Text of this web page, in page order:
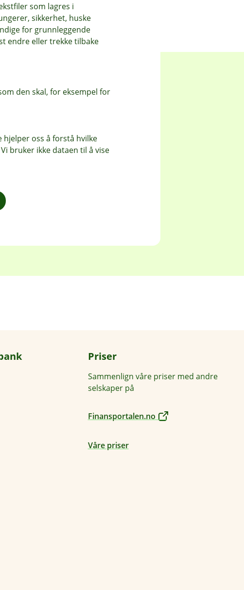
digitalt.
Priser
Sammenlign våre priser med andre
selskaper på
Finansportalen.no
Våre priser
som lagres i
sikkerhet, huske
for grunnleggende
endre eller trekke tilbake
den skal, for eksempel for
oss å forstå hvilke
bruker ikke dataen til å vise